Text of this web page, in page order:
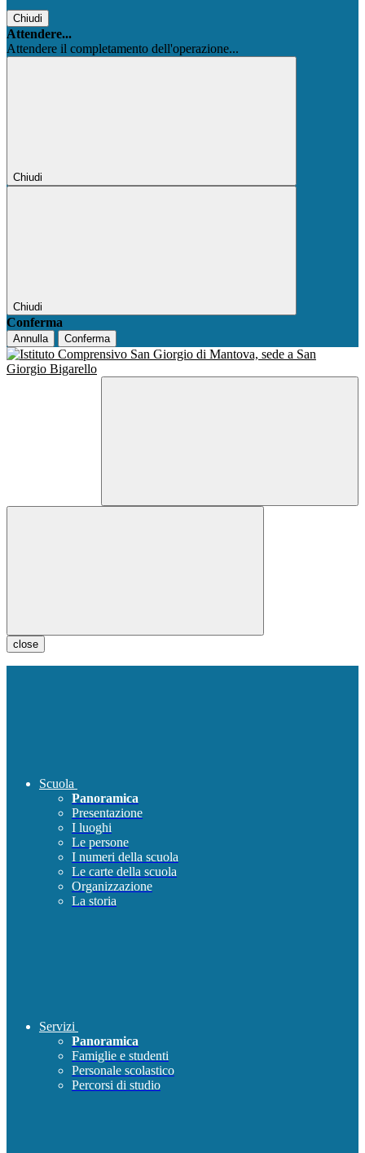
Chiudi
Attendere...
Attendere il completamento dell'operazione...
Chiudi
Chiudi
Conferma
Annulla Conferma
close
Scuola
Panoramica
Presentazione
I luoghi
Le persone
I numeri della scuola
Le carte della scuola
Organizzazione
La storia
Servizi
Panoramica
Famiglie e studenti
Personale scolastico
Percorsi di studio